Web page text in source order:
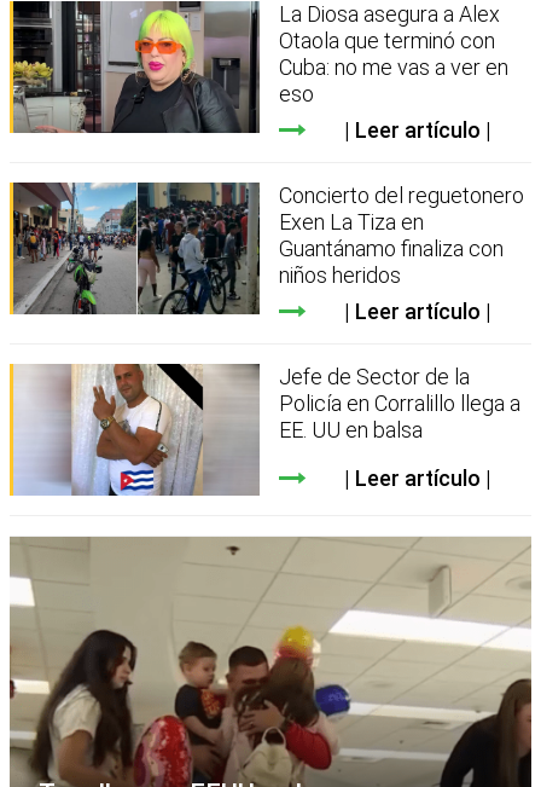
La Diosa asegura a Alex
Otaola que terminó con
Cuba: no me vas a ver en
eso
Leer artículo
Concierto del reguetonero
Exen La Tiza en
Guantánamo finaliza con
niños heridos
Leer artículo
Jefe de Sector de la
Policía en Corralillo llega a
EE. UU en balsa
Leer artículo